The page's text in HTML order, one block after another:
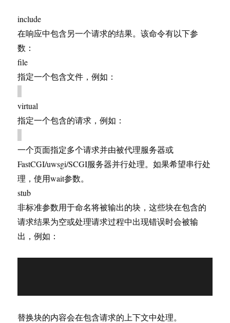
include
在响应中包含另一个请求的结果。该命令有以下参
数：
file
指定一个包含文件，例如：
virtual
指定一个包含的请求，例如：
一个页面指定多个请求并由被代理服务器或
FastCGI/uwsgi/SCGI服务器并行处理。如果希望串行处
理，使用wait参数。
stub
非标准参数用于命名将被输出的块，这些块在包含的
请求结果为空或处理请求过程中出现错误时会被输
出，例如：
替换块的内容会在包含请求的上下文中处理。